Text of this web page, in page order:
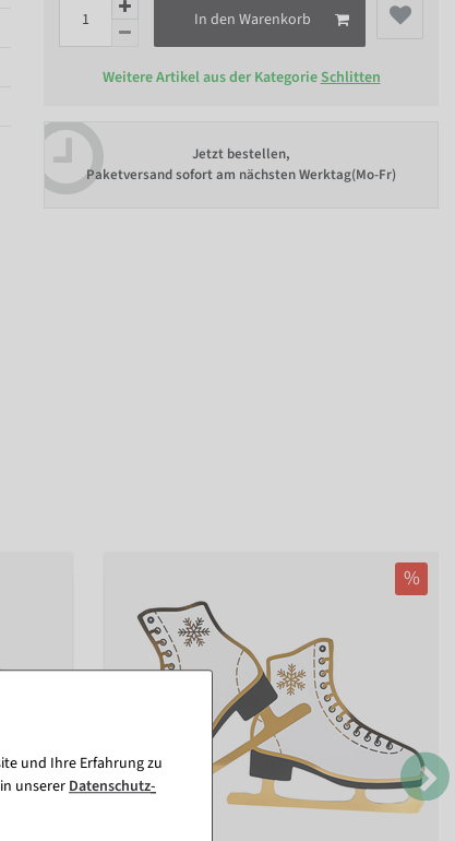
In den Warenkorb
Weitere Artikel aus der KategorieSchlitten
Jetzt bestellen,
Paketversand sofort am nächsten Werktag(Mo-Fr)
%
und Ihre Erfahrung zu
unserer Daten­schutz­